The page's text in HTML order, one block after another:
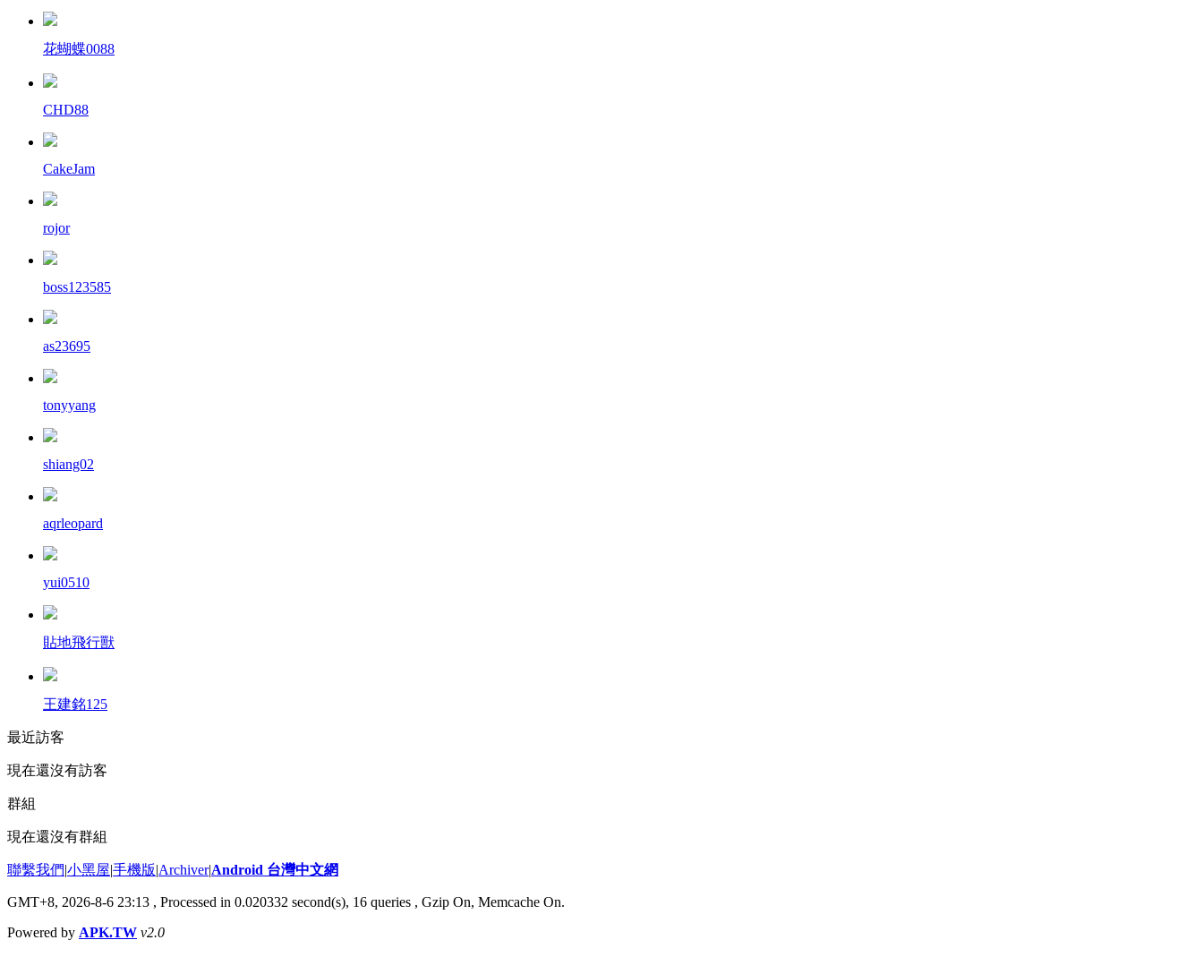
花蝴蝶0088
CHD88
CakeJam
rojor
boss123585
as23695
tonyyang
shiang02
aqrleopard
yui0510
貼地飛行獸
王建銘125
最近訪客
現在還沒有訪客
群組
現在還沒有群組
聯繫我們|小黑屋|手機版|Archiver|Android 台灣中文網
GMT+8, 2026-8-6 23:13 , Processed in 0.020332 second(s), 16 queries , Gzip On, Memcache On.
Powered by APK.TW v2.0